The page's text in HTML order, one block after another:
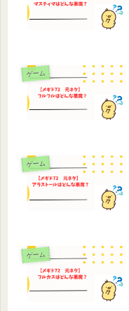
ゲーム
ゲーム
ゲーム